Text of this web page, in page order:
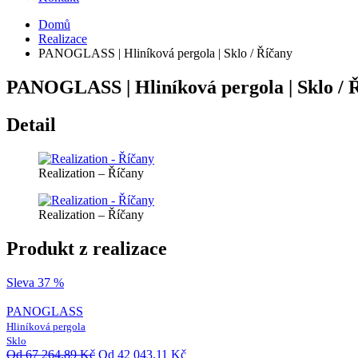
Domů
Realizace
PANOGLASS | Hliníková pergola | Sklo / Říčany
PANOGLASS | Hliníková pergola | Sklo /
Detail
Realization – Říčany
Realization – Říčany
Produkt z realizace
Sleva 37 %
PANOGLASS
Hliníková pergola
Sklo
Od67 264,89Kč Od 42 043,11 Kč